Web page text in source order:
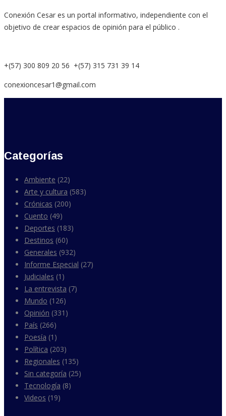
Conexión Cesar es un portal informativo, independiente con el
objetivo de crear espacios de opinión para el público .
+(57) 300 809 20 56 +(57) 315 731 39 14
conexioncesar1@gmail.com
Categorías
Ambiente (22)
Arte y cultura (583)
Crónicas (200)
Cuento (49)
Deportes (183)
Destinos (60)
Generales (932)
Informe Especial (27)
Judiciales (1)
La entrevista (7)
Mundo (126)
Opinión (331)
País (266)
Poesía (1)
Política (203)
Regionales (135)
Sin categoría (25)
Tecnología (8)
Videos (19)